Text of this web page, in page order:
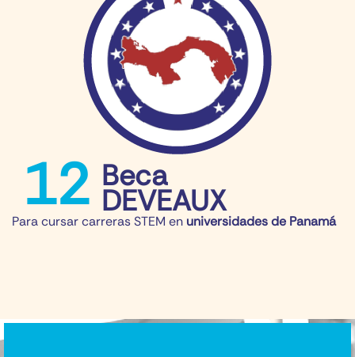
12 Beca
DEVEAUX
Para cursar carreras STEM en universidades de Panamá